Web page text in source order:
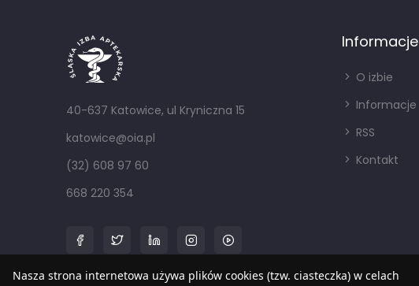
40-637 Katowice, ul Kryniczna 15
katowice@oia.pl
(32) 608 97 60
668 220 354
Informacje
O izbie
Informacje
RSS
Kontakt
Nasza strona internetowa używa plików cookies (tzw. ciasteczka) w celach